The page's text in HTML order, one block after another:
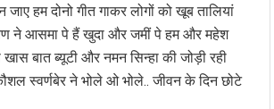
हम दोनो गीत गाकर लोगों को खूब तालियां
ने आसमा पे हैं खुदा और जमीं पे हम और महेश
बात ब्यूटी और नमन सिन्हा की जोड़ी रही
स्वर्णबेर ने भोले ओ भोले.. जीवन के दिन छोटे